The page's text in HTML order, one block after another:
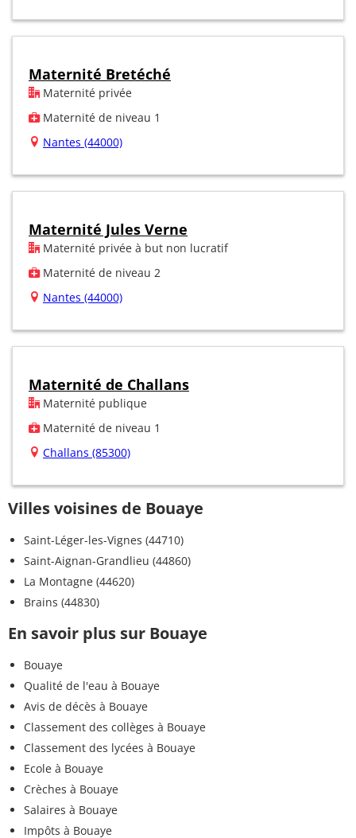
Maternité Bretéché
Maternité privée
Maternité de niveau 1
Nantes (44000)
Maternité Jules Verne
Maternité privée à but non lucratif
Maternité de niveau 2
Nantes (44000)
Maternité de Challans
Maternité publique
Maternité de niveau 1
Challans (85300)
Villes voisines de Bouaye
Saint-Léger-les-Vignes (44710)
Saint-Aignan-Grandlieu (44860)
La Montagne (44620)
Brains (44830)
En savoir plus sur Bouaye
Bouaye
Qualité de l'eau à Bouaye
Avis de décès à Bouaye
Classement des collèges à Bouaye
Classement des lycées à Bouaye
Ecole à Bouaye
Crèches à Bouaye
Salaires à Bouaye
Impôts à Bouaye